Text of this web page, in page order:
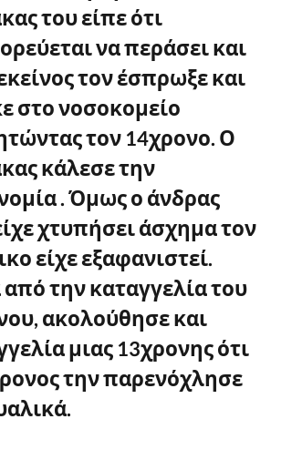
του είπε ότι
να περάσει και
τον έσπρωξε και
στο νοσοκομείο
τον 14χρονο. Ο
κάλεσε την
. Όμως ο άνδρας
χτυπήσει άσχημα τον
είχε εξαφανιστεί.
την καταγγελία του
ακολούθησε και
μιας 13χρονηςότι
την παρενόχλησε